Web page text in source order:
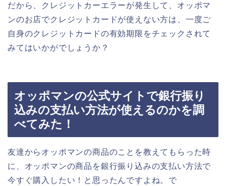
だから、クレジットカーエラーが発生して、オッポマ
ンのお店でクレジットカードが使えない方は、一度ご
自身のクレジットカードの有効期限をチェックされて
みてはいかがでしょうか？
オッポマンの公式サイトで銀行振り
込みの支払い方法が使えるのかを調
べてみた！
友達からオッポマンの商品のことを教えてもらった時
に、オッポマンの商品を銀行振り込みの支払い方法で
今すぐ購入したい！と思ったんですよね。で